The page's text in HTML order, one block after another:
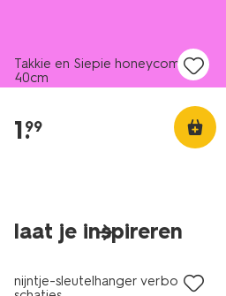
Takkie en Siepie honeycomb
40cm
1.
99
laat je inspireren
nieuw
nijntje-sleutelhanger verborgen